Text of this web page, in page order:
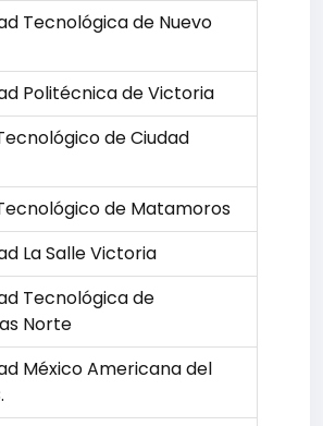
Tecnológica de Nuevo
Politécnica de Victoria
de Ciudad
de Matamoros
La Salle Victoria
Tecnológica de
Norte
México Americana del